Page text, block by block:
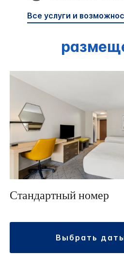
Все услуги и
Стандартный номер
выбрать